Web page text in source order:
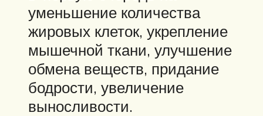
уменьшение количества
жировых клеток, укрепление
мышечной ткани, улучшение
обмена веществ, придание
бодрости, увеличение
выносливости.